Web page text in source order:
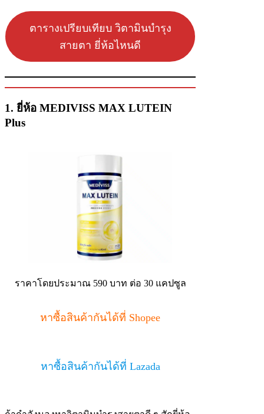
ตารางเปรียบเทียบ วิตามินบำรุง
สายตา ยี่ห้อไหนดี
1. ยี่ห้อ MEDIVISS MAX LUTEIN
Plus
ราคาโดยประมาณ 590 บาท ต่อ 30 แคปซูล
หาซื้อสินค้ากันได้ที่ Shopee
หาซื้อสินค้ากันได้ที่ Lazada